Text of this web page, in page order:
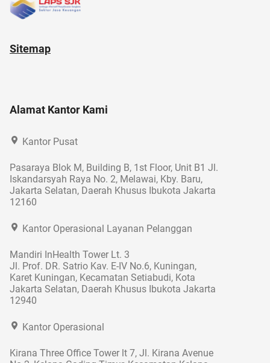
Sitemap
Alamat Kantor Kami
Kantor Pusat
Pasaraya Blok M, Building B, 1st Floor, Unit B1 Jl.
Iskandarsyah Raya No. 2, Melawai, Kby. Baru,
Jakarta Selatan, Daerah Khusus Ibukota Jakarta
12160
Kantor Operasional Layanan Pelanggan
Mandiri InHealth Tower Lt. 3
Jl. Prof. DR. Satrio Kav. E-IV No.6, Kuningan,
Karet Kuningan, Kecamatan Setiabudi, Kota
Jakarta Selatan, Daerah Khusus Ibukota Jakarta
12940
Kantor Operasional
Kirana Three Office Tower lt 7, Jl. Kirana Avenue